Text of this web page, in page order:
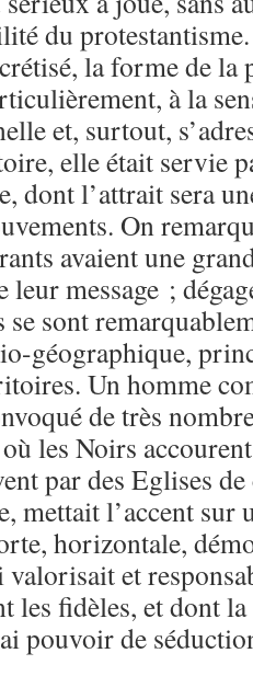
du
la forme de la
à la
et, surtout,
elle était servie
dont l’attrait sera
On
avaient une
leur message ;
sont
géographique,
Un homme
de très
les Noirs
par des Eglises
mettait l’accent sur
horizontale,
valorisait et
les fidèles, et dont
pouvoir de